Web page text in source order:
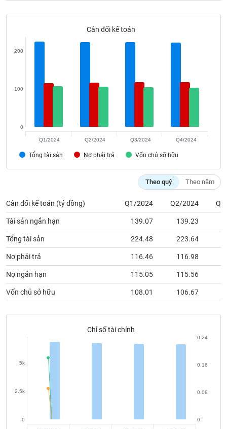
Cân đối kế toán
Tổng tài sản Nợ phải trả Vốn chủ sỡ hữu
0
100
200
Q1/2024 Q2/2024 Q3/2024 Q4/2024
Theo quý Theo năm
Cân đối kế toán (tỷ đồng) Q1/2024 Q2/2024
Tài sản ngắn hạn 139.07 139.23
Tổng tài sản 224.48 223.64
Nợ phải trả 116.46 116.98
Nợ ngắn hạn 115.05 115.56
Vốn chủ sở hữu 108.01 106.67
Chỉ số tài chính
0
2.5k
5k
0
0.08
0.16
0.24
tác
tích
ngữ
Dịch
vụ
(-)
Đào
tạo
Công